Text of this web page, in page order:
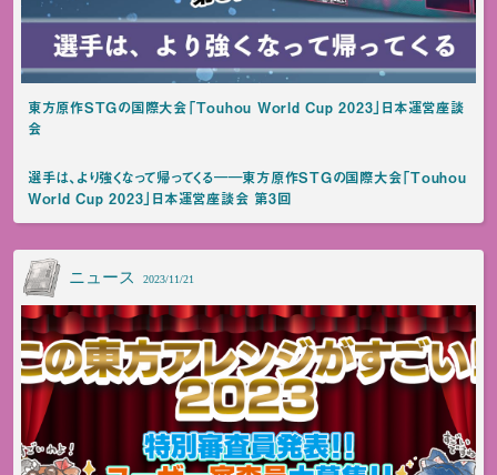
東方原作STGの国際大会「Touhou World Cup 2023」日本運営座談
会
選手は、より強くなって帰ってくる――東方原作STGの国際大会「Touhou
World Cup 2023」日本運営座談会 第3回
ニュース 2023/11/21